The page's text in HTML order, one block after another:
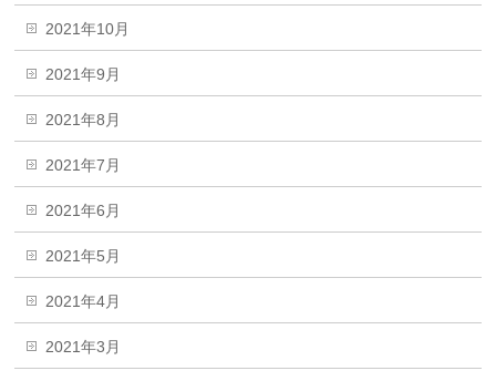
2021年10月
2021年9月
2021年8月
2021年7月
2021年6月
2021年5月
2021年4月
2021年3月